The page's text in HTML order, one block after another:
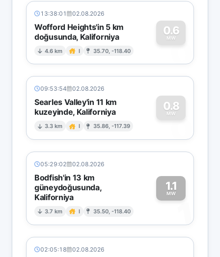
13:38:01 02.08.2026
Wofford Heights'in 5 km
doğusunda, Kaliforniya
4.6 km I 35.70, -118.40
0.6
MW
0
09:53:54 02.08.2026
Searles Valley'in 11 km
kuzeyinde, Kaliforniya
3.3 km I 35.86, -117.39
0.8
MW
0
05:29:02 02.08.2026
Bodfish'in 13 km
güneydoğusunda,
Kaliforniya
3.7 km I 35.50, -118.40
1.1
MW
1
02:05:18 02.08.2026